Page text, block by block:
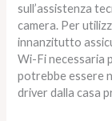
sull’assistenza
camera. Per
innanzitutto
Wi-Fi necessaria
potrebbe essere
driver dalla casa